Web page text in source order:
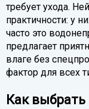
требует ухода.
практичности: у
часто это
предлагает
влаге без
фактор для всех
Как